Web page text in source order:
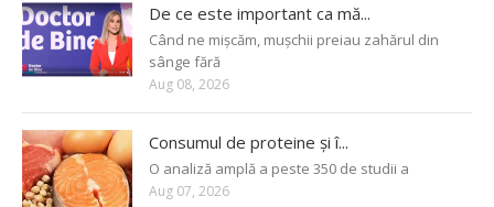
De ce este important ca mă...
Când ne mișcăm, mușchii preiau zahărul din
sânge fără
Aug 08, 2026
Consumul de proteine și î...
O analiză amplă a peste 350 de studii a
Aug 07, 2026